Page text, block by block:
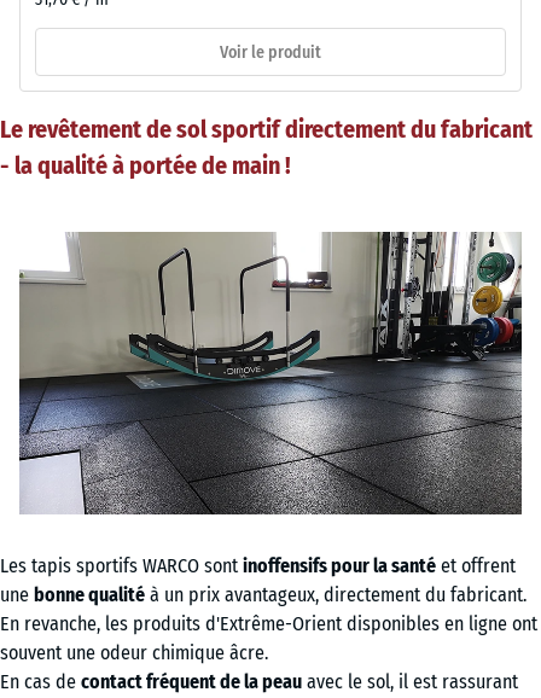
Voir le produit
Le revêtement de sol sportif directement du fabricant
- la qualité à portée de main !
Les tapis sportifs WARCO sont inoffensifs pour la santé et offrent
une bonne qualité à un prix avantageux, directement du fabricant.
En revanche, les produits d'Extrême-Orient disponibles en ligne ont
souvent une odeur chimique âcre.
En cas de contact fréquent de la peau avec le sol, il est rassurant